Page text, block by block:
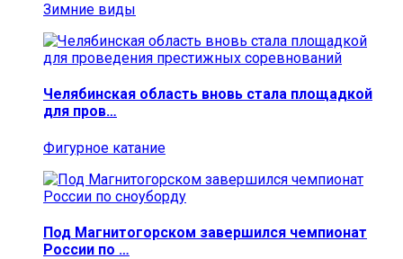
Зимние виды
Челябинская область вновь стала площадкой
для пров…
Фигурное катание
Под Магнитогорском завершился чемпионат
России по …